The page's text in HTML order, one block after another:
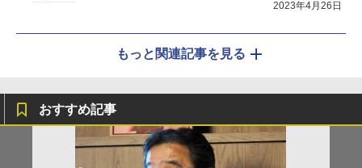
2023年4月26日
もっと関連記事を見る
おすすめ記事